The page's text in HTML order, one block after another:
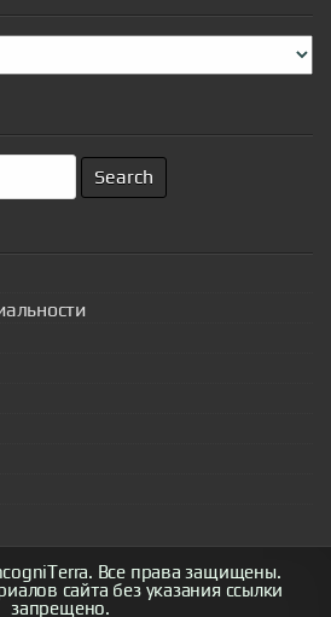
Все права защищены.
сайта без указания ссылки
запрещено.